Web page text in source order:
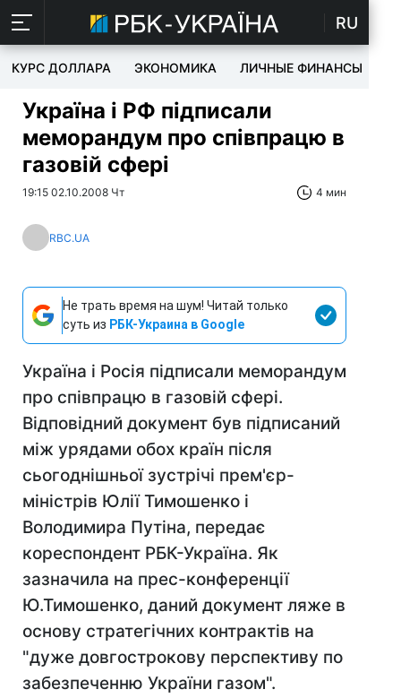
RU
КУРС ДОЛЛАРА ЭКОНОМИКА ЛИЧНЫЕ ФИНАНСЫ
Україна і РФ підписали
меморандум про співпрацю в
газовій сфері
19:15 02.10.2008 Чт 4 мин
RBC.UA
Не трать время на шум! Читай только
суть из РБК-Украина в Google
Україна і Росія підписали меморандум
про співпрацю в газовій сфері.
Відповідний документ був підписаний
між урядами обох країн після
сьогоднішньої зустрічі прем'єр-
міністрів Юлії Тимошенко і
Володимира Путіна, передає
кореспондент РБК-Україна. Як
зазначила на прес-конференції
Ю.Тимошенко, даний документ ляже в
основу стратегічних контрактів на
"дуже довгострокову перспективу по
забезпеченню України газом".